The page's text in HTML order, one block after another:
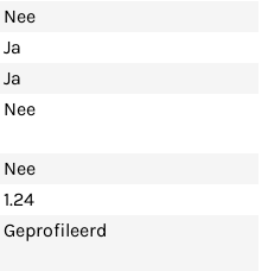
Nee
Ja
Ja
Nee
Nee
1.24
Geprofileerd